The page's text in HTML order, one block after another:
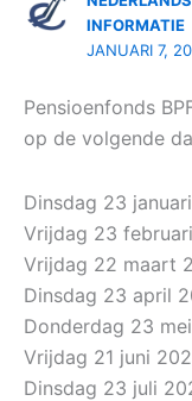
INFORMATIE
JANUARI 7,
Pensioenfonds
op de volgende
Dinsdag 23
Vrijdag 23
Vrijdag 22 maart
Dinsdag 23 april
Donderdag 23
Vrijdag 21 juni
Dinsdag 23 juli